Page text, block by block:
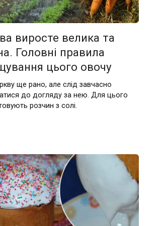
виросте велика та
Головні правила
цього овочу
ще рано, але слід завчасно
до догляду за нею. Для цього
розчин з солі.